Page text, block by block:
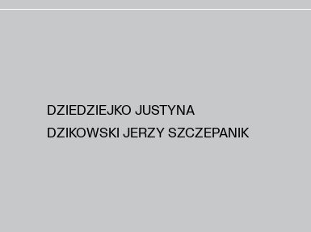
DZIEDZIEJKO JUSTYNA
DZIKOWSKI JERZY SZCZEPANIK